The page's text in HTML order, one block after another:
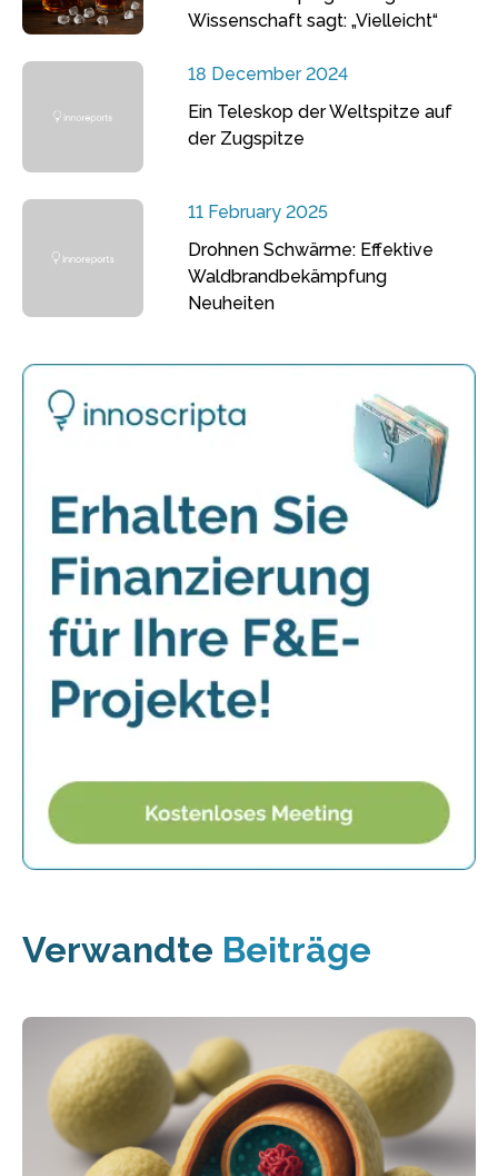
Wissenschaft sagt: „Vielleicht“
18 December 2024
Ein Teleskop der Weltspitze auf
der Zugspitze
11 February 2025
Drohnen Schwärme: Effektive
Waldbrandbekämpfung
Neuheiten
Verwandte Beiträge